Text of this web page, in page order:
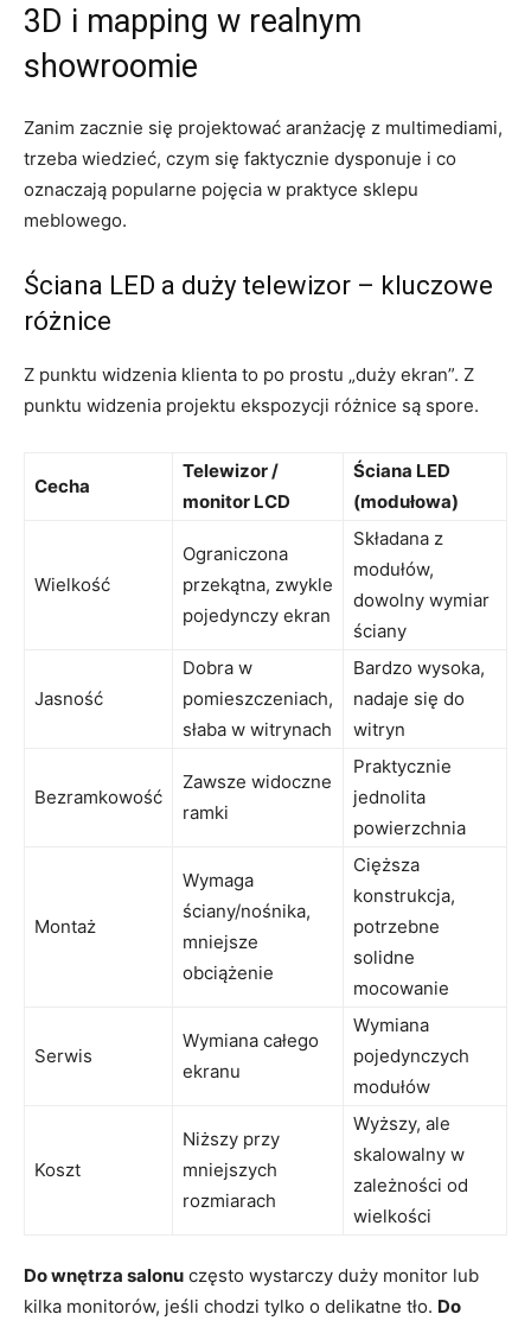
3D i mapping w realnym
showroomie
Zanim zacznie się projektować aranżację z multimediami,
trzeba wiedzieć, czym się faktycznie dysponuje i co
oznaczają popularne pojęcia w praktyce sklepu
meblowego.
Ściana LED a duży telewizor – kluczowe
różnice
Z punktu widzenia klienta to po prostu „duży ekran”. Z
punktu widzenia projektu ekspozycji różnice są spore.
Cecha
Telewizor /
monitor LCD
Ściana LED
(modułowa)
Wielkość
Ograniczona
przekątna, zwykle
pojedynczy ekran
Składana z
modułów,
dowolny wymiar
ściany
Jasność
Dobra w
pomieszczeniach,
słaba w witrynach
Bardzo wysoka,
nadaje się do
witryn
Bezramkowość
Zawsze widoczne
ramki
Praktycznie
jednolita
powierzchnia
Montaż
Wymaga
ściany/nośnika,
mniejsze
obciążenie
Cięższa
konstrukcja,
potrzebne
solidne
mocowanie
Serwis
Wymiana całego
ekranu
Wymiana
pojedynczych
modułów
Koszt
Niższy przy
mniejszych
rozmiarach
Wyższy, ale
skalowalny w
zależności od
wielkości
Do wnętrza salonu często wystarczy duży monitor lub
kilka monitorów, jeśli chodzi tylko o delikatne tło. Do